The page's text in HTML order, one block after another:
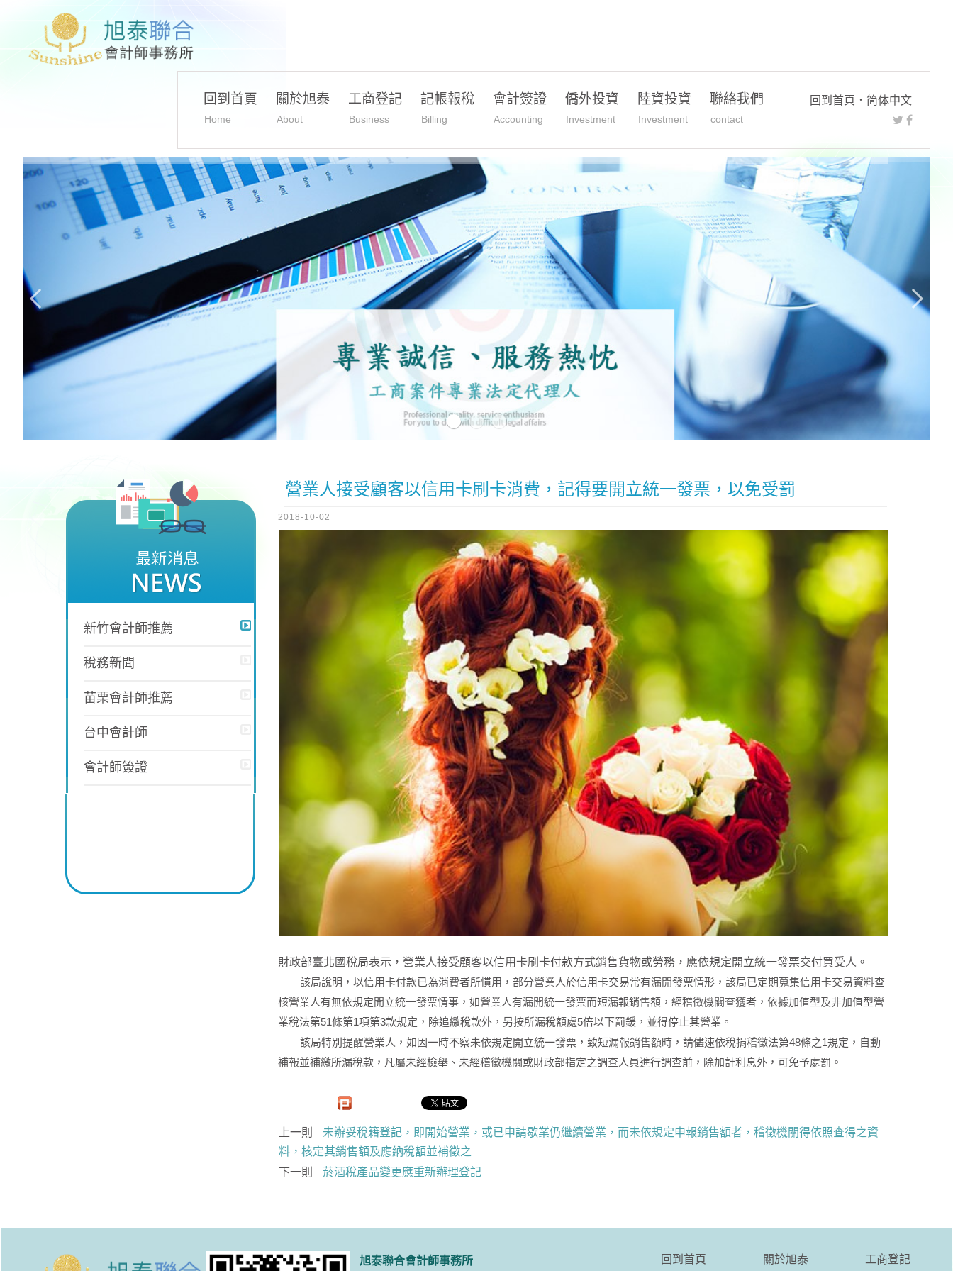
回到首頁 ． 简体中文
回到首頁
Home
關於旭泰
About
工商登記
Business
記帳報稅
Billing
會計簽證
Accounting
僑外投資
Investment
陸資投資
Investment
聯絡我們
contact
營業人接受顧客以信用卡刷卡消費，記得要開立統一發票，以免受罰
2018-10-02
財政部臺北國稅局表示，營業人接受顧客以信用卡刷卡付款方式銷售貨物或勞務，應依規定開立統一發票交付買受人。
該局說明，以信用卡付款已為消費者所慣用，部分營業人於信用卡交易常有漏開發票情形，該局已定期蒐集信用卡交易資料查
核營業人有無依規定開立統一發票情事，如營業人有漏開統一發票而短漏報銷售額，經稽徵機關查獲者，依據加值型及非加值型營
業稅法第51條第1項第3款規定，除追繳稅款外，另按所漏稅額處5倍以下罰鍰，並得停止其營業。
該局特別提醒營業人，如因一時不察未依規定開立統一發票，致短漏報銷售額時，請儘速依稅捐稽徵法第48條之1規定，自動
補報並補繳所漏稅款，凡屬未經檢舉、未經稽徵機關或財政部指定之調查人員進行調查前，除加計利息外，可免予處罰。
上一則
未辦妥稅籍登記，即開始營業，或已申請歇業仍繼續營業，而未依規定申報銷售額者，稽徵機關得依照查得之資
料，核定其銷售額及應納稅額並補徵之
下一則
菸酒稅產品變更應重新辦理登記
新竹會計師推薦
稅務新聞
苗栗會計師推薦
台中會計師
會計師簽證
旭泰聯合會計師事務所 回到首頁 關於旭泰 工商登記